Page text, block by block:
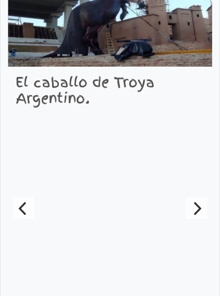
El caballo de Troya
Argentino.